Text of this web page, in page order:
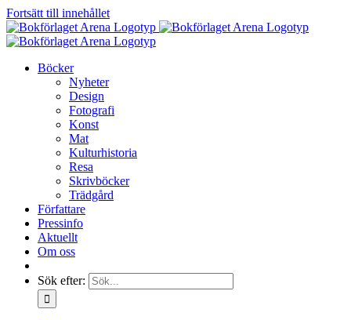
Fortsätt till innehållet
Böcker
Nyheter
Design
Fotografi
Konst
Mat
Kulturhistoria
Resa
Skrivböcker
Trädgård
Författare
Pressinfo
Aktuellt
Om oss
Sök efter: